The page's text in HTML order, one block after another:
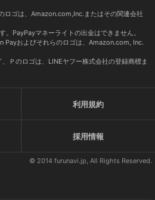
ゴは、Amazon.com,Inc.またはその関連会社
。PayPayマネーライトの出金はできません。
およびそれらのロゴは、Amazon.com, Inc.
Ｐのロゴは、LINEヤフー株式会社の登録商標ま
利用規約
採用情報
© 2014 furunavi.jp, All Rights Reserved.